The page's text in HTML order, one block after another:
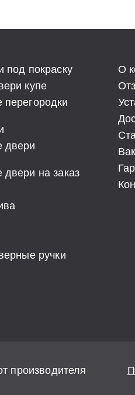
под покраску
купе
двери
на заказ
ручки
О
производителя